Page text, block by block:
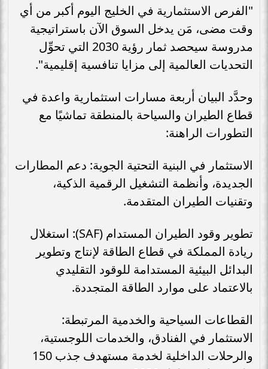
"الفرص الاستثمارية في الخليج اليوم أكبر من أي
وقت مضى، مَن يدخل السوق الآن باستراتيجية
مدروسة سيحصد ثمار رؤية 2030 التي تحوِّل
التحديات العالمية إلى مزايا تنافسية إقليمية".
وحدَّد البيان أربعة مسارات استثمارية واعدة في
قطاع الطيران والسياحة بالمنطقة تماشيًا مع
التطورات الراهنة:
الاستثمار في البنية التحتية الجوية: دعم المطارات
الجديدة، وأنظمة التشغيل الرقمية الذكية،
وتقنيات الطيران المتقدمة.
تطوير وقود الطيران المستدام (SAF): استغلال
ريادة المملكة في قطاع الطاقة لإنتاج وتطوير
البدائل البيئية المستدامة للوقود التقليدي
بالاعتماد على موارد الطاقة المتجددة.
القطاعات السياحية والخدمية المرتبطة:
الاستثمار في الفنادق، والخدمات اللوجستية،
والرحلات الداخلية لخدمة مستهدف جذب 150